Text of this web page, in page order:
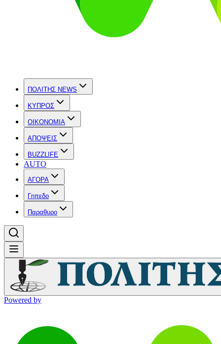
ΠΟΛΙΤΗΣ NEWS
ΚΥΠΡΟΣ
OIKONOMIA
ΑΠΟΨΕΙΣ
BUZZLIFE
AUTO
ΑΓΟΡΑ
Γηπεδο
Παραθυρο
Powered by